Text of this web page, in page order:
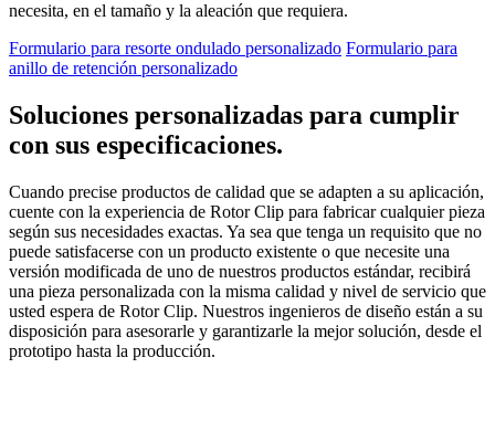
necesita, en el tamaño y la aleación que requiera.
Formulario para resorte ondulado personalizado Formulario para
anillo de retención personalizado
Soluciones personalizadas para cumplir
con sus especificaciones.
Cuando precise productos de calidad que se adapten a su aplicación,
cuente con la experiencia de Rotor Clip para fabricar cualquier pieza
según sus necesidades exactas. Ya sea que tenga un requisito que no
puede satisfacerse con un producto existente o que necesite una
versión modificada de uno de nuestros productos estándar, recibirá
una pieza personalizada con la misma calidad y nivel de servicio que
usted espera de Rotor Clip. Nuestros ingenieros de diseño están a su
disposición para asesorarle y garantizarle la mejor solución, desde el
prototipo hasta la producción.